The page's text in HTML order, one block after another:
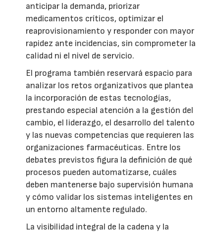
anticipar la demanda, priorizar
medicamentos críticos, optimizar el
reaprovisionamiento y responder con mayor
rapidez ante incidencias, sin comprometer la
calidad ni el nivel de servicio.
El programa también reservará espacio para
analizar los retos organizativos que plantea
la incorporación de estas tecnologías,
prestando especial atención a la gestión del
cambio, el liderazgo, el desarrollo del talento
y las nuevas competencias que requieren las
organizaciones farmacéuticas. Entre los
debates previstos figura la definición de qué
procesos pueden automatizarse, cuáles
deben mantenerse bajo supervisión humana
y cómo validar los sistemas inteligentes en
un entorno altamente regulado.
La visibilidad integral de la cadena y la